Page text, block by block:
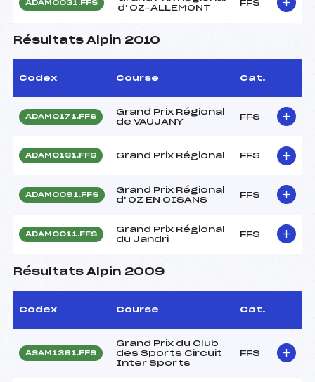
ADAM0031.FFS
d' OZ-ALLEMONT
FFS
Résultats Alpin 2010
Codex Course Cat.
ADAM0171.FFS
Grand Prix Régional
de VAUJANY
FFS
ADAM0131.FFS Grand Prix Régional FFS
ADAM0091.FFS
Grand Prix Régional
d' OZ EN OISANS
FFS
ADAM0011.FFS
Grand Prix Régional
du Jandri
FFS
Résultats Alpin 2009
Codex Course Cat.
ASAM1381.FFS
Grand Prix du Club
des Sports Circuit
Inter Sports
FFS